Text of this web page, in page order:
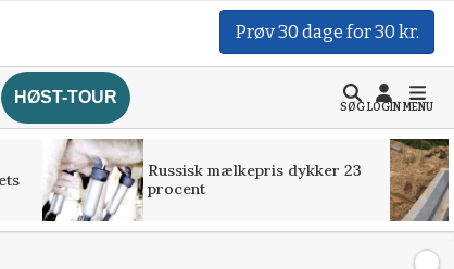
Prøv 30 dage for 30 kr.
HØST-TOUR
SØGLOGINMENU
Russisk mælkepris dykker 23
procent